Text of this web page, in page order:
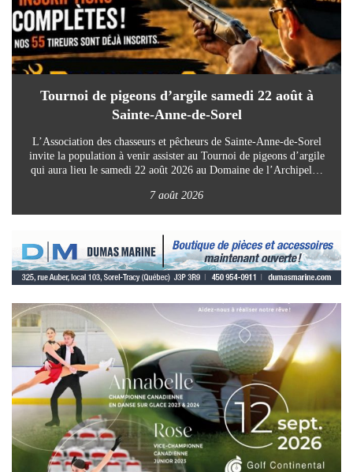
Tournoi de pigeons d’argile samedi 22 août à
Sainte-Anne-de-Sorel
L’Association des chasseurs et pêcheurs de Sainte-Anne-de-Sorel
invite la population à venir assister au Tournoi de pigeons d’argile
qui aura lieu le samedi 22 août 2026 au Domaine de l’Archipel…
7 août 2026